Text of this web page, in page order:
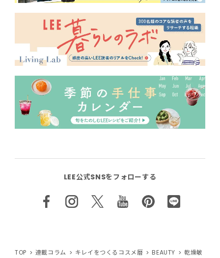
LEE公式SNSをフォローする
TOP 連載コラム キレイをつくるコスメ暦 BEAUTY
乾燥敏